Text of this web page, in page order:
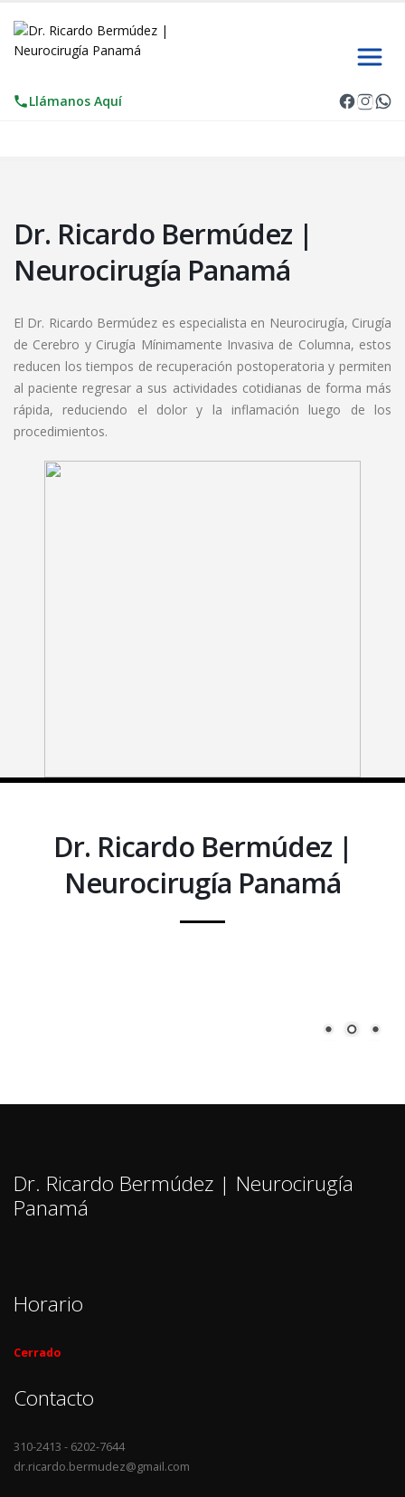
Llámanos Aquí
Dr. Ricardo Bermúdez |
Neurocirugí­a Panamá
El Dr. Ricardo Bermúdez es especialista en Neurocirugí­a, Cirugí­a
de Cerebro y Cirugí­a Mí­nimamente Invasiva de Columna, estos
reducen los tiempos de recuperación postoperatoria y permiten
al paciente regresar a sus actividades cotidianas de forma más
rápida, reduciendo el dolor y la inflamación luego de los
procedimientos.
Dr. Ricardo Bermúdez |
Neurocirugí­a Panamá
Dr. Ricardo Bermúdez | Neurocirugí­a
Panamá
Horario
Cerrado
Contacto
310-2413 - 6202-7644
dr.ricardo.bermudez@gmail.com